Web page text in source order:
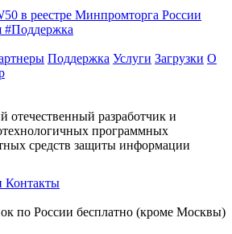
в реестре Минпромторга России
#Поддержка
Поддержка Услуги Загрузки О
разработчик и
программных
средств защиты информации
Контакты
по России бесплатно (кроме Москвы)